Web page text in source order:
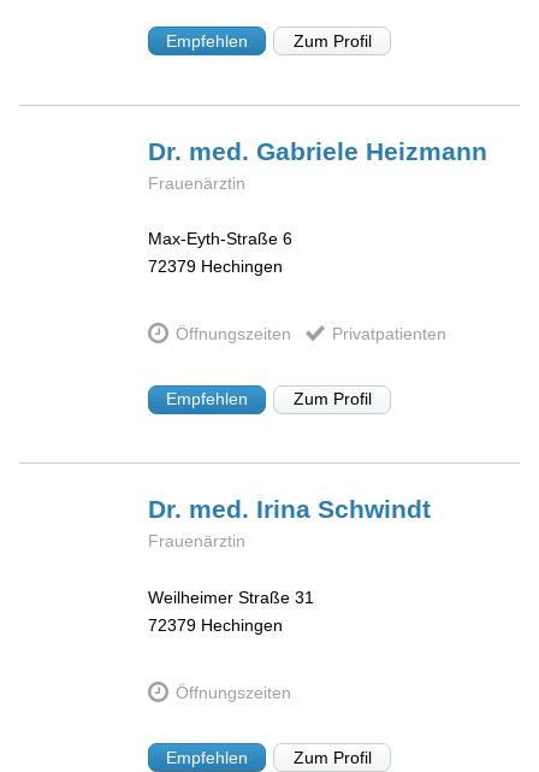
Empfehlen Zum Profil
Dr. med. Gabriele Heizmann
Frauenärztin
Max-Eyth-Straße 6
72379 Hechingen
Öffnungszeiten Privatpatienten
Empfehlen Zum Profil
Dr. med. IrinaSchwindt
Frauenärztin
Weilheimer Straße 31
72379 Hechingen
Öffnungszeiten
Empfehlen Zum Profil